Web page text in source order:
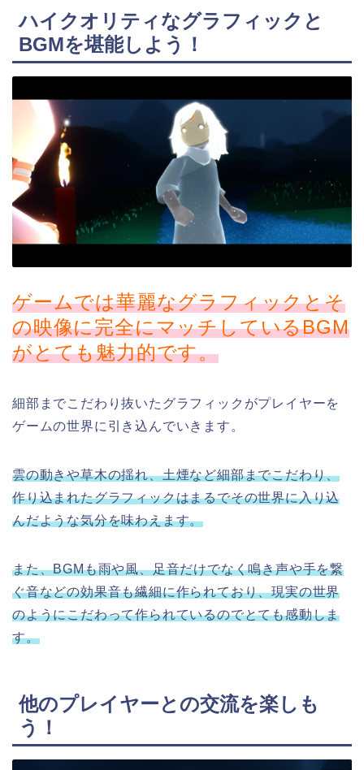
ハイクオリティなグラフィックと
BGMを堪能しよう！
ゲームでは華麗なグラフィックとそ
の映像に完全にマッチしているBGM
がとても魅力的です。
細部までこだわり抜いたグラフィックがプレイヤーを
ゲームの世界に引き込んでいきます。
雲の動きや草木の揺れ、土煙など細部までこだわり、
作り込まれたグラフィックはまるでその世界に入り込
んだような気分を味わえます。
また、BGMも雨や風、足音だけでなく鳴き声や手を繋
ぐ音などの効果音も繊細に作られており、現実の世界
のようにこだわって作られているのでとても感動しま
す。
他のプレイヤーとの交流を楽しも
う！